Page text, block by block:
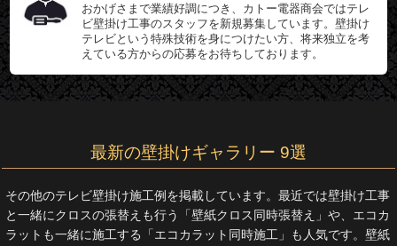
おかげさまで業績好調につき、カトー電器商会ではテレ
ビ壁掛け工事のスタッフを新規募集しています。壁掛け
テレビという特殊技術を身につけたい方、将来独立を考
えている方からの応募をお待ちしております。
最新の壁掛けギャラリー 9選
その他のテレビ壁掛け施工例を掲載しています。最近では壁掛け工事
と一緒にクロスの張替えも行う「壁紙クロス同時張替え」や、エコカ
ラットも一緒に施工する「エコカラット同時施工」も人気です。壁紙